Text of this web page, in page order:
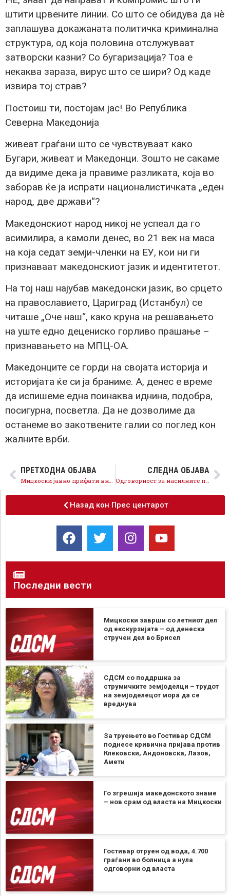
штити црвените линии. Со што се обидува да нѐ
заплашува докажаната политичка криминална
структура, од која половина отслужуваат
затворски казни? Со бугаризација? Тоа е
некаква зараза, вирус што се шири? Од каде
извира тој страв?
Постоиш ти, постојам јас! Во Република
Северна Македонија
живеат граѓани што се чувствуваат како
Бугари, живеат и Македонци. Зошто не сакаме
да видиме дека ја правиме разликата, која во
заборав ќе ја испрати националистичката „еден
народ, две држави“?
Македонскиот народ никој не успеал да го
асимилира, а камоли денес, во 21 век на маса
на која седат земји-членки на ЕУ, кои ни ги
признаваат македонскиот јазик и идентитетот.
На тој наш најубав македонски јазик, во срцето
на православието, Цариград (Истанбул) се
читаше „Оче наш“, како круна на решавањето
на уште едно децениско горливо прашање –
признавањето на МПЦ-ОА.
Македонците се горди на својата историја и
историјата ќе си ја браниме. А, денес е време
да испишеме една поинаква иднина, подобра,
посигурна, посветла. Да не дозволиме да
останеме во закотвените галии со поглед кон
жалните врби.
ПРЕТХОДНА ОБЈАВА СЛЕДНА ОБЈАВА
Одговорност за насилните протести мора да има, која е улогата на Драган Ковачки во неуспешното крваво сценарио?
Назад кон Прес центарот
Последни вести
Мицкоски заврши со летниот дел
од екскурзијата – од денеска
стручен дел во Брисел
СДСМ со поддршка за
струмичките земјоделци – трудот
на земјоделецот мора да се
вреднува
За труењето во Гостивар СДСМ
поднесе кривична пријава против
Клековски, Андоновска, Лазов,
Амети
Го згрешија македонското знаме
– нов срам од власта на Мицкоски
Гостивар отруен од вода, 4.700
граѓани во болница а нула
одговорни од власта